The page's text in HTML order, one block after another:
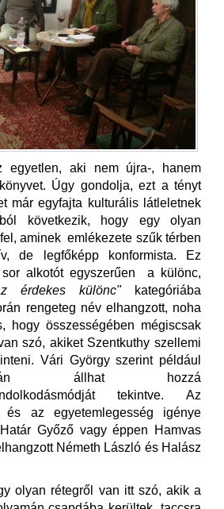
egyetlen, aki nem újra-, hanem
Úgy gondolja, ezt a tényt
már egyfajta kulturális látleletnek
következik, hogy egy olyan
aminek emlékezete szűk térben
de legfőképp konformista. Ez
alkotót egyszerűen a különc,
érdekes különc"
kategóriába
rengeteg név elhangzott, noha
hogy összességében mégiscsak
szó, akiket Szentkuthy szellemi
Vári György szerint például
állhat hozzá
tekintve. Az
és az egyetemlegesség igénye
Győző vagy éppen Hamvas
Németh László és Halász
olyan rétegről van itt szó, akik a